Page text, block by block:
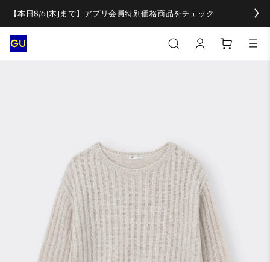
【本日8/6(木)まで】アプリ会員特別価格商品をチェック